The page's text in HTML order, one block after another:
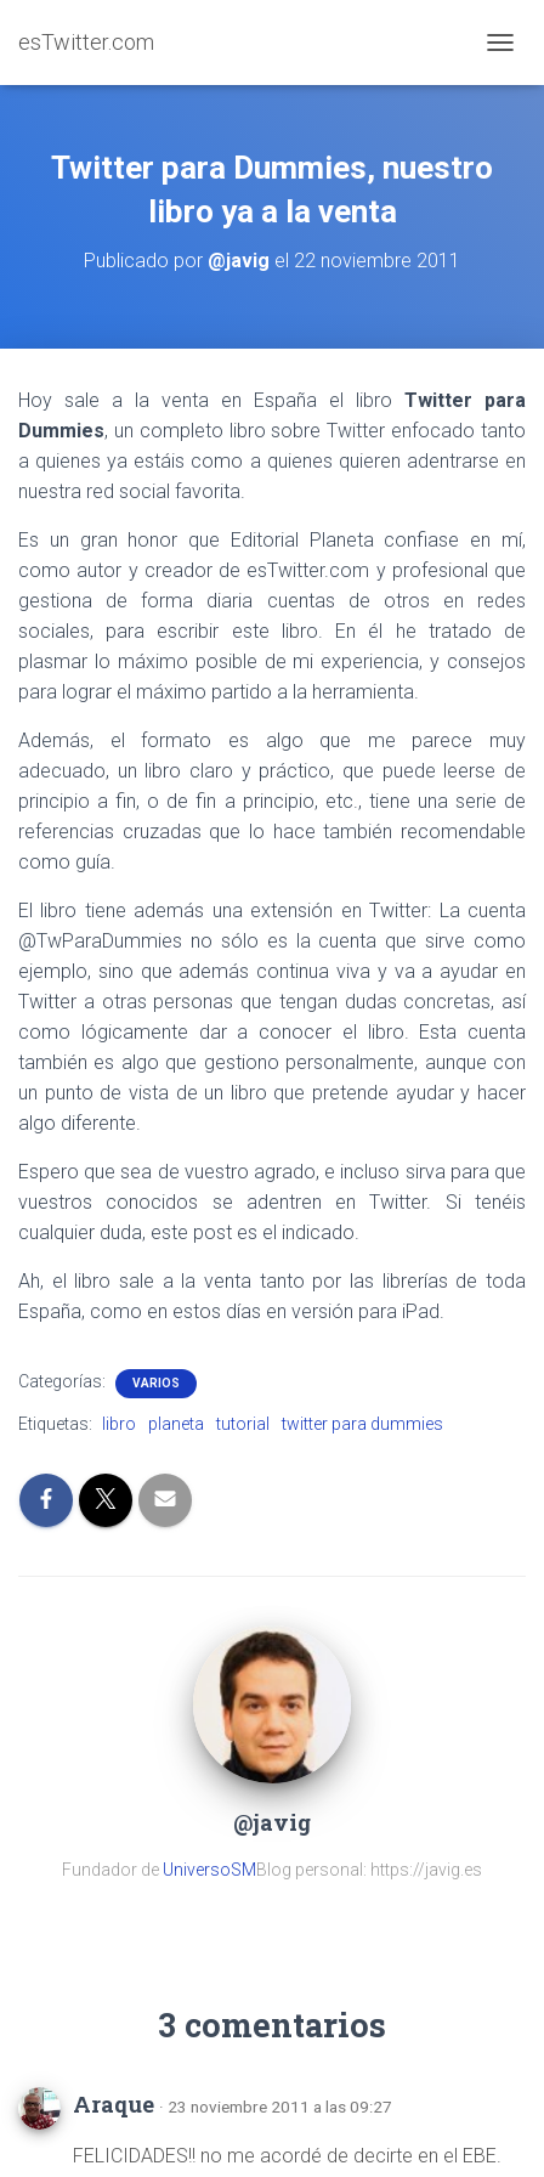
esTwitter.com
Twitter para Dummies, nuestro
libro ya a la venta
Publicado por @javig el 22 noviembre 2011
Hoy sale a la venta en España el libro Twitter para
Dummies, un completo libro sobre Twitter enfocado tanto
a quienes ya estáis como a quienes quieren adentrarse en
nuestra red social favorita.
Es un gran honor que Editorial Planeta confiase en mí,
como autor y creador de esTwitter.com y profesional que
gestiona de forma diaria cuentas de otros en redes
sociales, para escribir este libro. En él he tratado de
plasmar lo máximo posible de mi experiencia, y consejos
para lograr el máximo partido a la herramienta.
Además, el formato es algo que me parece muy
adecuado, un libro claro y práctico, que puede leerse de
principio a fin, o de fin a principio, etc., tiene una serie de
referencias cruzadas que lo hace también recomendable
como guía.
El libro tiene además una extensión en Twitter: La cuenta
@TwParaDummies no sólo es la cuenta que sirve como
ejemplo, sino que además continua viva y va a ayudar en
Twitter a otras personas que tengan dudas concretas, así
como lógicamente dar a conocer el libro. Esta cuenta
también es algo que gestiono personalmente, aunque con
un punto de vista de un libro que pretende ayudar y hacer
algo diferente.
Espero que sea de vuestro agrado, e incluso sirva para que
vuestros conocidos se adentren en Twitter. Si tenéis
cualquier duda, este post es el indicado.
Ah, el libro sale a la venta tanto por las librerías de toda
España, como en estos días en versión para iPad.
Categorías: VARIOS
Etiquetas: libro planeta tutorial twitter para dummies
@javig
Fundador de UniversoSMBlog personal: https://javig.es
3 comentarios
Araque · 23 noviembre 2011 a las 09:27
FELICIDADES!! no me acordé de decirte en el EBE.